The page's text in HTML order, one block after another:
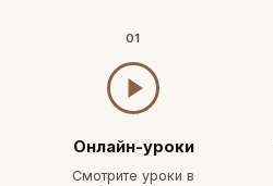
01
Онлайн-уроки
Смотрите уроки в